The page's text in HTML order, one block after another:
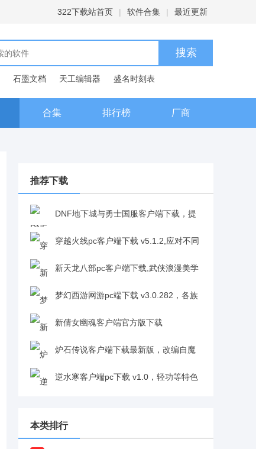
322下载站首页 | 软件合集 | 最近更新
石墨文档 天工编辑器
盛名时刻表
合集 排行榜 厂商
推荐下载
DNF地下城与勇士国服客户端下载，提
升属性还能自定义外观v28.2.16.0
穿越火线pc客户端下载 v5.1.2,应对不同
战局灵活自如，战术性拉满v5.1.2
新天龙八部pc客户端下载,武侠浪漫美学
超惊艳，CycloneⅣ 引擎打造极致光影
v3.65.1331
梦幻西游网游pc端下载 v3.0.282，各族
创立四大门派，传授不同技艺v3.0.282
新倩女幽魂客户端官方版下载
v3.0.202，无需安装，即开即用，使用便捷
v3.0.202
炉石传说客户端下载最新版，改编自魔
兽故事，新手易上手且耐玩最新版
逆水寒客户端pc下载 v1.0，轻功等特色
本类排行